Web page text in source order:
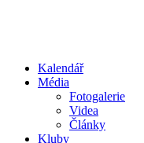
Kalendář
Média
Fotogalerie
Videa
Články
Kluby